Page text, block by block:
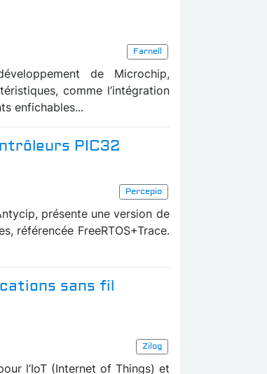
Farnell
de Microchip,
comme l’intégration
enfichables...
PIC32
Percepio
présente une version de
référencée FreeRTOS+Trace.
sans fil
Zilog
l’IoT (Internet of Things) et